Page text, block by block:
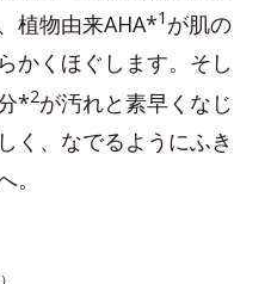
植物由来AHA*1 が肌の
かくほぐします。そし
*2が汚れと素早くなじ
く、なでるようにふき